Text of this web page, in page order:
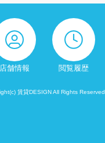
店舗情報 閲覧履歴
賃貸DESIGN All Rights Reserved.